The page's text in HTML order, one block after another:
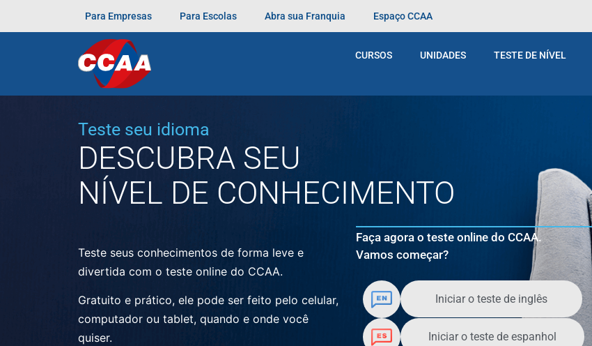
Para Empresas Para Escolas Abra sua Franquia Espaço CCAA
CURSOS UNIDADES TESTE DE NÍVEL
O teste de Inglês é composto de 62 questões; o teste de Espanhol é composto de 52 questões.
acordo com os blocos de conteúdo adotados em nossos cursos. Você pode parar a qualquer
Não é a soma total de acertos que decide o nível a ser indicado, mas sim o desempenho obtido
Teste seu idioma
DESCUBRA SEU
NÍVEL DE CONHECIMENTO
Teste seus conhecimentos de forma leve e
divertida com o teste online do CCAA.
Gratuito e prático, ele pode ser feito pelo celular,
computador ou tablet, quando e onde você
quiser.
Faça agora o teste online do CCAA.
Vamos começar?
Iniciar o teste de inglês
Iniciar o teste de espanhol